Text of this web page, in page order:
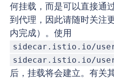
何挂载，而是可以直接通
到代理，因此请随时关注
内完成）。使用
sidecar.istio.io/
sidecar.istio.io/
后，挂载将会建立。有关